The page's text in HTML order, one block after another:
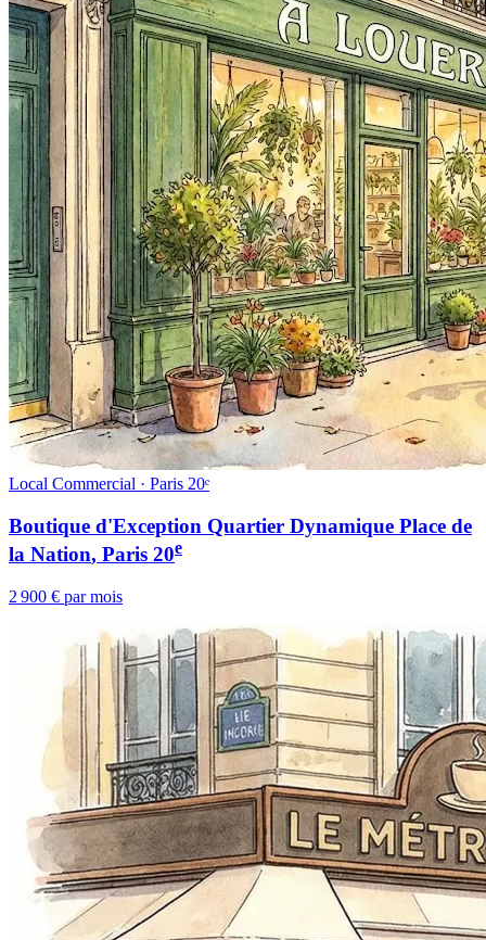
Local Commercial · Paris 20ᵉ
Boutique d'Exception Quartier Dynamique Place de
la Nation, Paris 20e
2 900 € par mois